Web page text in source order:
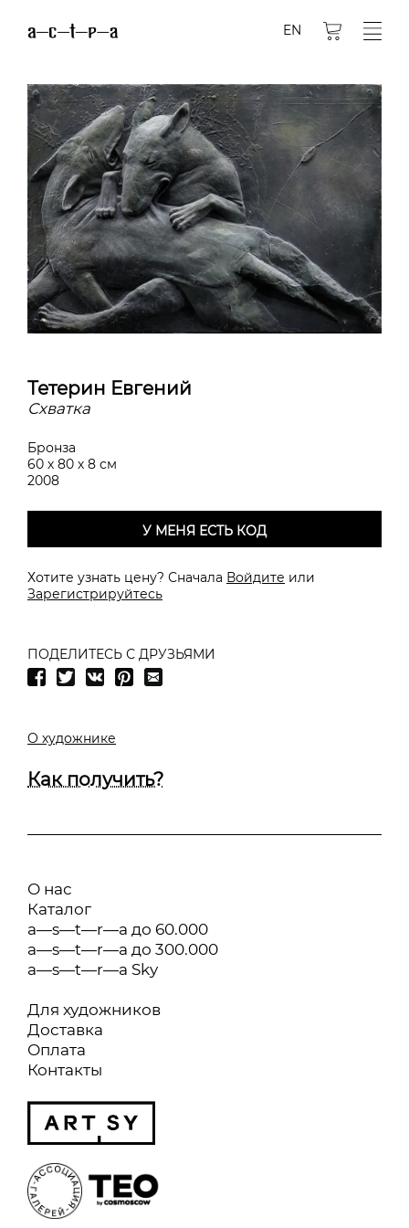
EN
Тетерин Евгений
Схватка
Бронза
60 х 80 х 8 см
2008
У МЕНЯ ЕСТЬ КОД
Хотите узнать цену? Сначала Войдите или
Зарегистрируйтесь
ПОДЕЛИТЕСЬ С ДРУЗЬЯМИ
О художнике
Как получить?
О нас
Каталог
a—s—t—r—a до 60.000
a—s—t—r—a до 300.000
a—s—t—r—a Sky
Для художников
Доставка
Оплата
Контакты